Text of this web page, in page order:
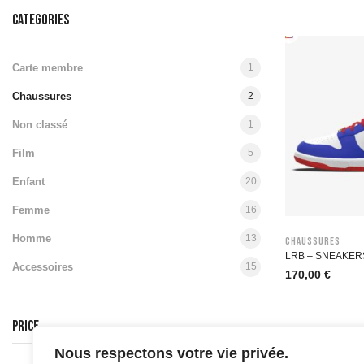
Nous respectons votre vie privée.
CATEGORIES
Carte membre 1
Chaussures 2
Non classé 1
Film 5
Enfant 20
Femme 16
Homme 13
Accessoires 15
PRICE
Chaussures
LRB –
170,00 €